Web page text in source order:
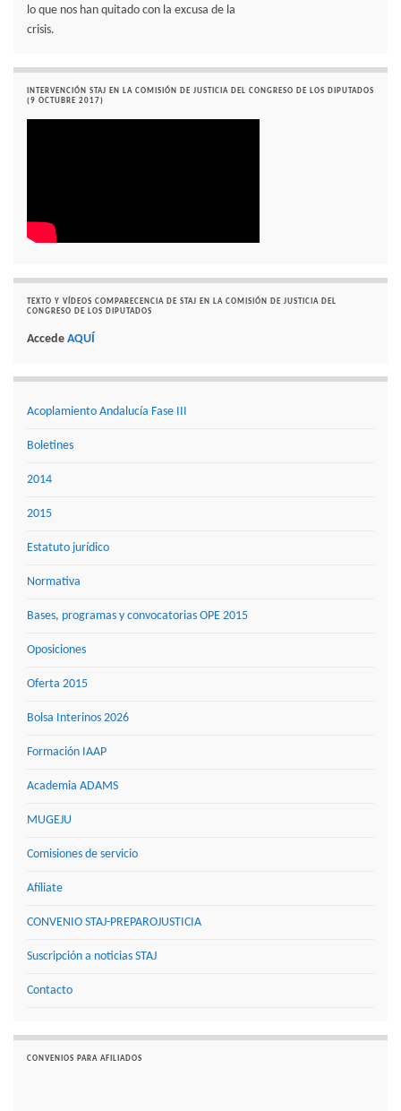
lo que nos han quitado con la excusa de la
crisis.
INTERVENCIÓN STAJ EN LA COMISIÓN DE JUSTICIA DEL CONGRESO DE LOS DIPUTADOS
(9 OCTUBRE 2017)
TEXTO Y VÍDEOS COMPARECENCIA DE STAJ EN LA COMISIÓN DE JUSTICIA DEL
CONGRESO DE LOS DIPUTADOS
Accede AQUÍ
Acoplamiento Andalucía Fase III
Boletines
2014
2015
Estatuto jurídico
Normativa
Bases, programas y convocatorias OPE 2015
Oposiciones
Oferta 2015
Bolsa Interinos 2026
Formación IAAP
Academia ADAMS
MUGEJU
Comisiones de servicio
Afíliate
CONVENIO STAJ-PREPAROJUSTICIA
Suscripción a noticias STAJ
Contacto
CONVENIOS PARA AFILIADOS